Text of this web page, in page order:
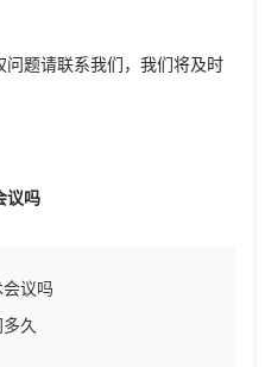
题请联系我们，我们将及时
议吗
议吗
久